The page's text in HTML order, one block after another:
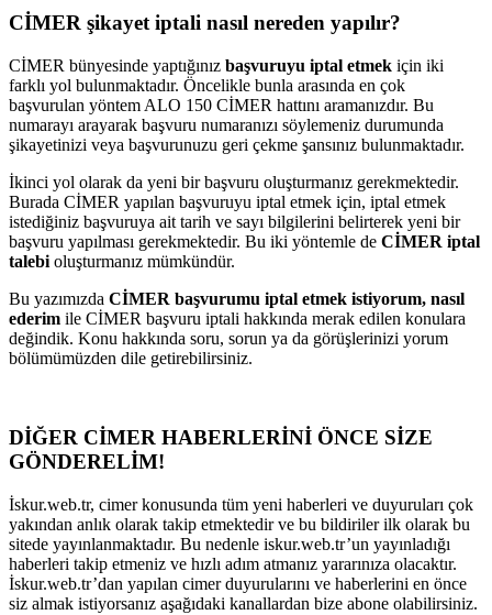
CİMER şikayet iptali nasıl nereden yapılır?
CİMER bünyesinde yaptığınız başvuruyu iptal etmek için iki
farklı yol bulunmaktadır. Öncelikle bunla arasında en çok
başvurulan yöntem ALO 150 CİMER hattını aramanızdır. Bu
numarayı arayarak başvuru numaranızı söylemeniz durumunda
şikayetinizi veya başvurunuzu geri çekme şansınız bulunmaktadır.
İkinci yol olarak da yeni bir başvuru oluşturmanız gerekmektedir.
Burada CİMER yapılan başvuruyu iptal etmek için, iptal etmek
istediğiniz başvuruya ait tarih ve sayı bilgilerini belirterek yeni bir
başvuru yapılması gerekmektedir. Bu iki yöntemle de CİMER iptal
talebi oluşturmanız mümkündür.
Bu yazımızda CİMER başvurumu iptal etmek istiyorum, nasıl
ederim ile CİMER başvuru iptali hakkında merak edilen konulara
değindik. Konu hakkında soru, sorun ya da görüşlerinizi yorum
bölümümüzden dile getirebilirsiniz.
DİĞER CİMER HABERLERİNİ ÖNCE SİZE
GÖNDERELİM!
İskur.web.tr, cimer konusunda tüm yeni haberleri ve duyuruları çok
yakından anlık olarak takip etmektedir ve bu bildiriler ilk olarak bu
sitede yayınlanmaktadır. Bu nedenle iskur.web.tr’un yayınladığı
haberleri takip etmeniz ve hızlı adım atmanız yararınıza olacaktır.
İskur.web.tr’dan yapılan cimer duyurularını ve haberlerini en önce
siz almak istiyorsanız aşağıdaki kanallardan bize abone olabilirsiniz.